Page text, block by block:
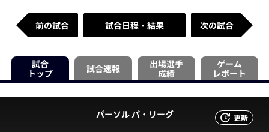
前の試合 試合日程・結果 次の試合
試合
トップ
試合速報
出場選手
成績
ゲーム
レポート
更新
パーソル パ・リーグ